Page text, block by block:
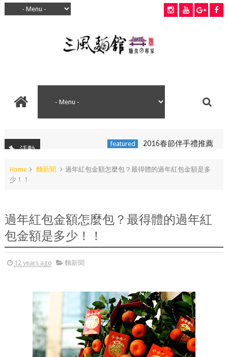
活動
featured 2016春節伴手禮推薦
Home 麵新聞
過年紅包金額怎麼包？最得體的過年紅包金額是多
少！！
過年紅包金額怎麼包？最得體的過年紅
包金額是多少！！
12 years ago 麵新聞